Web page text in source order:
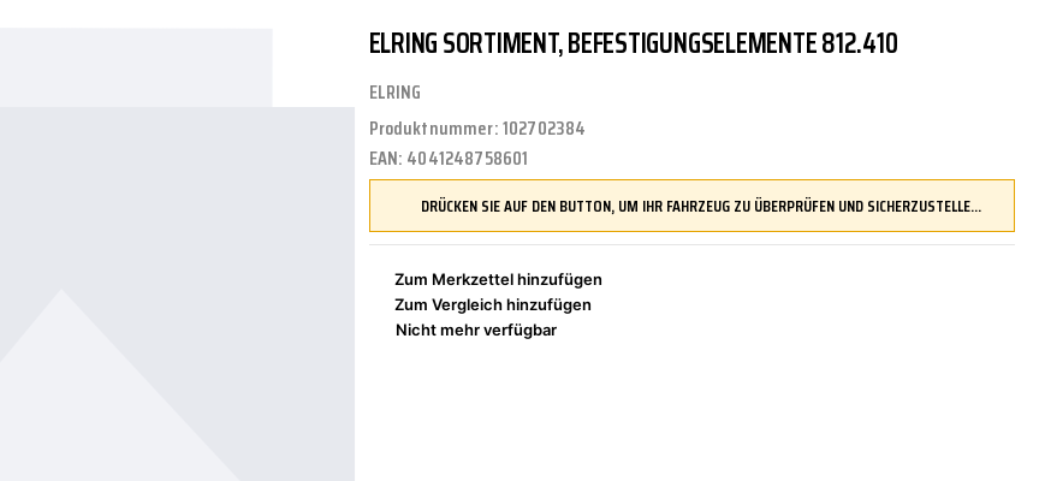
TRITTBRETTER ÜBERROLLBÜGEL
KLIMAANLAGE KOMFORTSYSTEME
LENKUNG MOTORTEILE
ZÜND-/GLÜHANLAGE
REINIGUNGS-/PFLEGEMITTEL
DR.WACK DUPLI-COLOR
LIQUI MOLY MANN FILTER
NAP CARPARTS
ELRING SORTIMENT, BEFESTIGUNGSELEMENTE 812.410
ELRING
Produktnummer:102702384
EAN: 4041248758601
DRÜCKEN SIE AUF DEN BUTTON, UM IHR FAHRZEUG ZU ÜBERPRÜFEN UND SICHERZUSTELLEN, DASS DIESES TEIL KOMPATIBEL IST, BEVOR SIE ES BESTELLEN
Zum Merkzettel hinzufügen
Zum Vergleich hinzufügen
Nicht mehr verfügbar